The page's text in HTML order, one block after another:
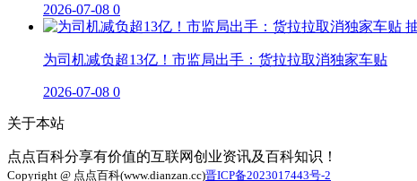
2026-07-08 0
为司机减负超13亿！市监局出手：货拉拉取消独家车贴
2026-07-08 0
关于本站
点点百科分享有价值的互联网创业资讯及百科知识！
Copyright @ 点点百科(www.dianzan.cc)晋ICP备2023017443号-2